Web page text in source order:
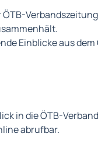
ÖTB-
Einblicke aus dem
in die ÖTB-
abrufbar.